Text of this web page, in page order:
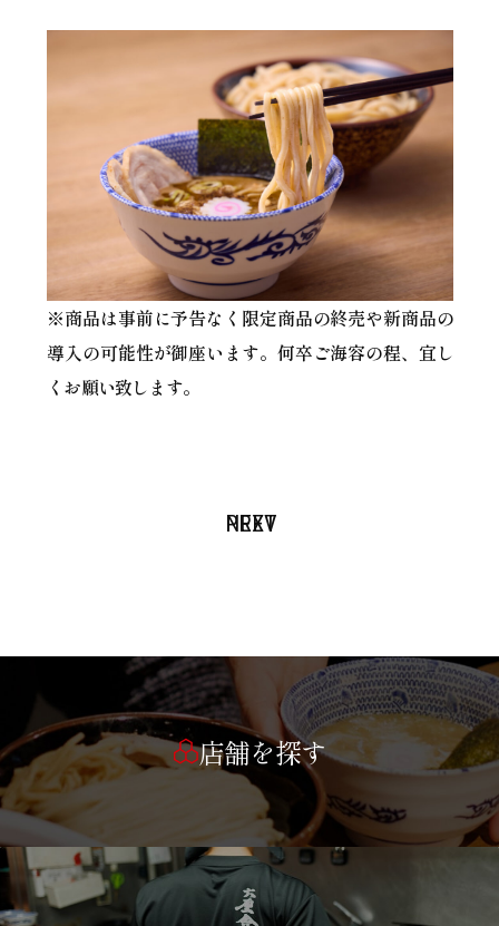
※商品は事前に予告なく限定商品の終売や新商品の
導入の可能性が御座います。何卒ご海容の程、宜し
くお願い致します。
PREV
NEXT
店舗を探す